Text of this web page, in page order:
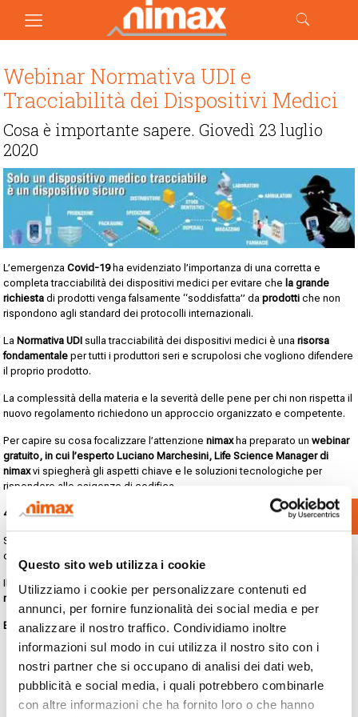
Questo sito web utilizza i cookie
Utilizziamo i cookie per personalizzare contenuti ed
annunci, per fornire funzionalità dei social media e per
analizzare il nostro traffico. Condividiamo inoltre
informazioni sul modo in cui utilizza il nostro sito con i
nostri partner che si occupano di analisi dei dati web,
pubblicità e social media, i quali potrebbero combinarle
con altre informazioni che ha fornito loro o che hanno
Webinar Normativa UDI e
Tracciabilità dei Dispositivi Medici
Cosa è importante sapere. Giovedì 23 luglio
2020
L’emergenzaCovid-19ha evidenziato l’importanza di una corretta e
completa tracciabilità dei dispositivi medici per evitare che la grande
richiesta di prodotti venga falsamente “soddisfatta” daprodottiche non
rispondono agli standard dei protocolli internazionali.
La Normativa UDI sulla tracciabilità dei dispositivi medici è unarisorsa
fondamentale per tutti i produttori seri e scrupolosi che vogliono difendere
il proprio prodotto.
La complessità della materia e la severità delle pene per chi non rispetta il
nuovo regolamento richiedono un approccio organizzato e competente.
Per capire su cosa focalizzare l’attenzionenimaxha preparato unwebinar
gratuito, in cui l’esperto Luciano Marchesini, Life Science Manager di
nimaxvi spiegherà gli aspetti chiave e le soluzioni tecnologiche per
rispondere alle esigenze di codifica.
40 minuti di webinar?!
Sì, il webinar avrà la durata di 40’ e sarà seguito da uno spazio per
domande e risposte.
Il tema è molto importante e vogliamo garantirvi un
percorso formativo
reale
che vi permetta di capitalizzare il tempo investito.
Ecco l’agenda del Webinar
La normativa: Scadenze e obblighi
Chi viene impattato dal cambiamento
La codifica conforme MDR
Contatti